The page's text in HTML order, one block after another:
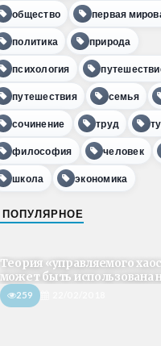
общество первая
политика природа
психология
путешествия семья
сочинение труд
философия человек
школа экономика
ПОПУЛЯРНОЕ
Теория «управляемого
может быть использована
259